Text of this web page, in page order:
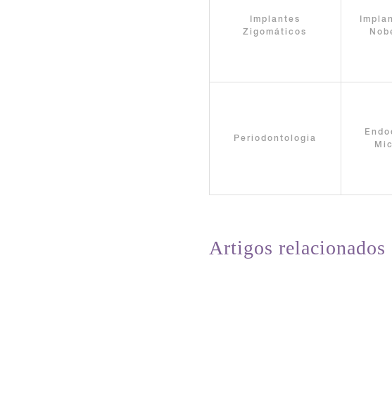
Implantes
Zigomáticos
Periodontologia
Artigos relacionados